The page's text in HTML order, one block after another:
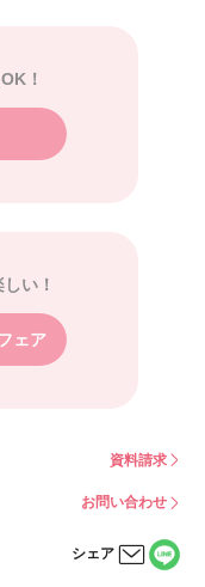
！
い！
ェア
資料請求
お問い合わせ
シェア